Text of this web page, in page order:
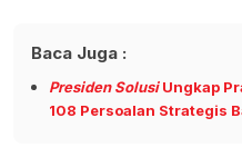
Baca Juga :
Presiden SolusiUngkap
108 Persoalan Strategis